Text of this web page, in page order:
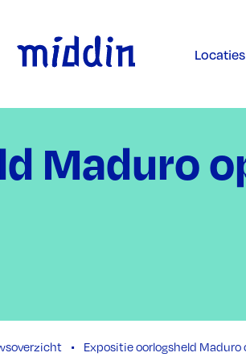
Locaties
Maduro
Expositie oorlogsheld Maduro